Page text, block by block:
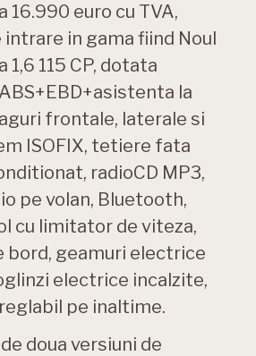
16.990 euro cu TVA,
intrare in gama fiind Noul
1,6 115 CP, dotata
la
frontale, laterale si
ISOFIX, tetiere fata
radioCD MP3,
pe volan, Bluetooth,
cu limitator de viteza,
bord, geamuri electrice
electrice incalzite,
pe inaltime.
doua versiuni de